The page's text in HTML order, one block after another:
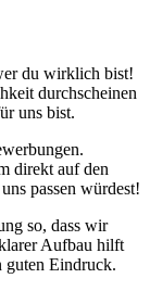
du wirklich bist!
durchscheinen
uns bist.
direkt auf den
passen würdest!
so, dass wir
Aufbau hilft
guten Eindruck.